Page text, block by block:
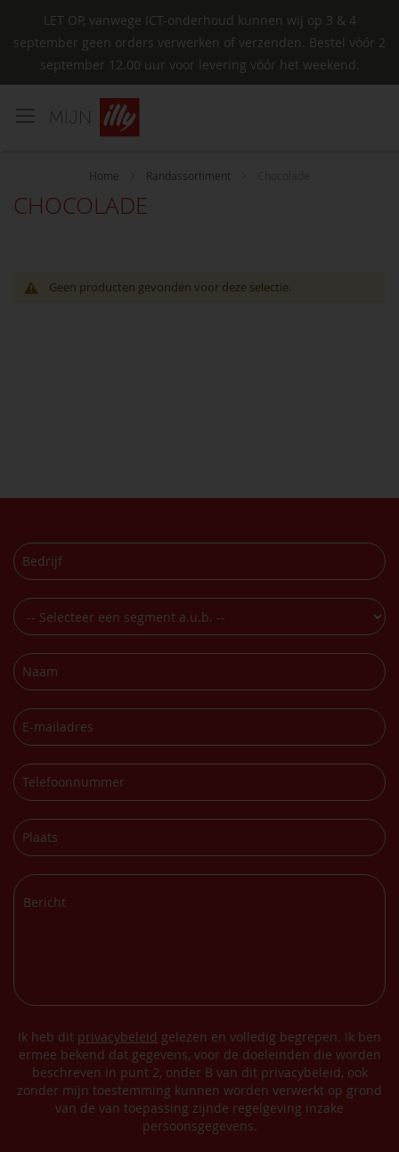
LET OP, vanwege ICT-onderhoud kunnen wij op 3 & 4
september geen orders verwerken of verzenden. Bestel vóór 2
september 12.00 uur voor levering vóór het weekend.
Home Randassortiment
CHOCOLADE
Geen producten gevonden voor deze selectie.
Ik heb dit privacybeleid gelezen en volledig begrepen. Ik ben
ermee bekend dat gegevens, voor de doeleinden die worden
beschreven in punt 2, onder B van dit privacybeleid, ook
zonder mijn toestemming kunnen worden verwerkt op grond
van de van toepassing zijnde regelgeving inzake
persoonsgegevens.